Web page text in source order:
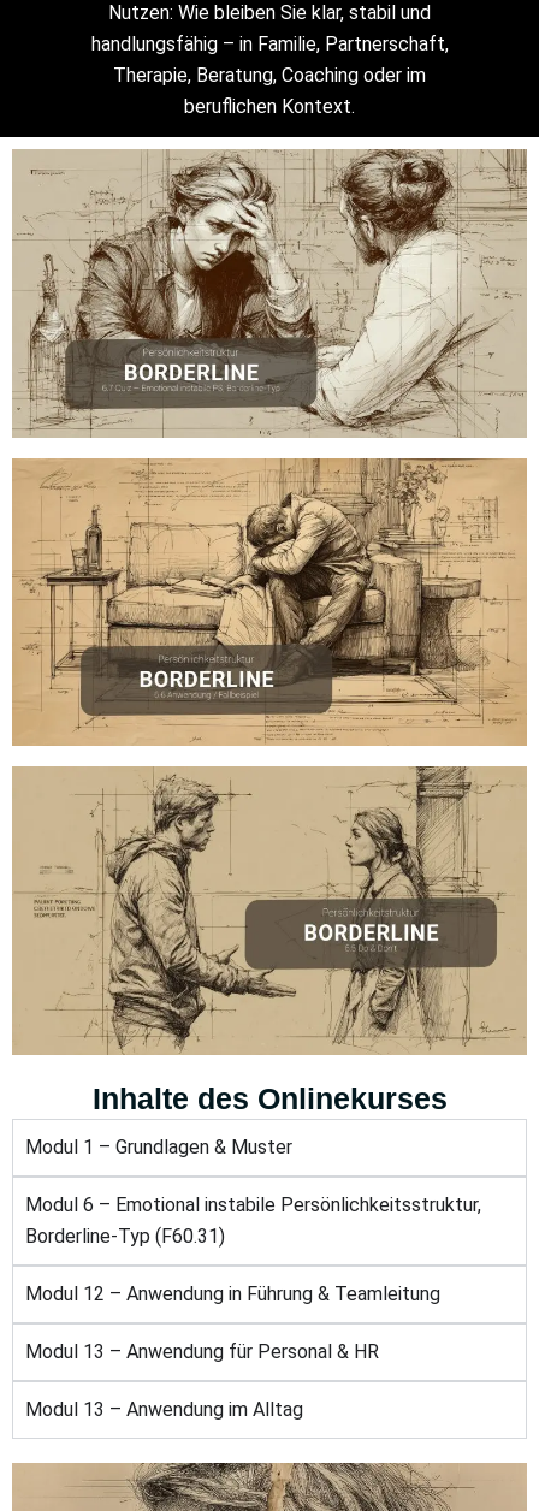
Nutzen: Wie bleiben Sie klar, stabil und
handlungsfähig – in Familie, Partnerschaft,
Therapie, Beratung, Coaching oder im
beruflichen Kontext.
Inhalte des Onlinekurses
Modul 1 – Grundlagen & Muster
Modul 6 – Emotional instabile Persönlichkeitsstruktur,
Borderline-Typ (F60.31)
Modul 12 – Anwendung in Führung & Teamleitung
Modul 13 – Anwendung für Personal & HR
Modul 13 – Anwendung im Alltag